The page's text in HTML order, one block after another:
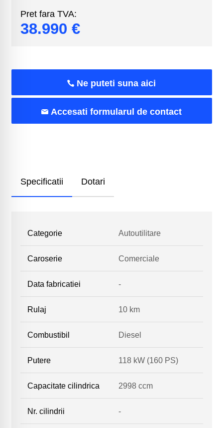
Pret fara TVA:
38.990 €
Ne puteti suna aici
Accesati formularul de contact
Specificatii Dotari
Categorie Autoutilitare
Caroserie Comerciale
Data fabricatiei -
Rulaj 10 km
Combustibil Diesel
Putere 118 kW (160 PS)
Capacitate cilindrica 2998 ccm
Nr. cilindrii -